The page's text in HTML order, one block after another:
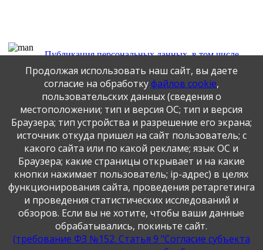
Публикация персональных данных, в том числе
фотографий, производится в соответствии с
Федеральным законом от 27.07.2006 г. № 152-ФЗ " О
персональных данных", с согласия субъекта персональных
Официальный интернет-портал
государственных услуг
Официальный сайт
Министерства науки и высшего
образования Российской
Федерации
Управление
Продолжая использовать наш сайт, вы даете
согласие на обработкуфайлов cookie,
пользовательских данных (сведения о
местоположении; тип и версия ОС; тип и версия
Браузера; тип устройства и разрешение его экрана;
источник откуда пришел на сайт пользователь; с
какого сайта или по какой рекламе; язык ОС и
Браузера; какие страницы открывает и на какие
кнопки нажимает пользователь; ip-адрес) в целях
функционирования сайта, проведения ретаргетинга
и проведения статистических исследований и
обзоров. Если вы не хотите, чтобы ваши данные
обрабатывались, покиньте сайт.
(требование ФЗ №152. Статья 9 "Согласие субъекта